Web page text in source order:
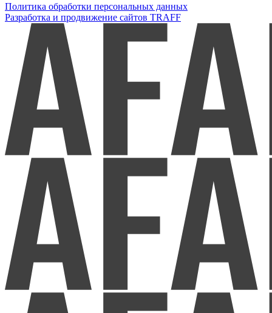
Политика обработки персональных данных
Разработка и продвижение сайтов TRAFF